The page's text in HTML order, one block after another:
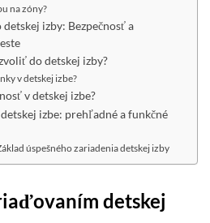
na zóny?
izby: Bezpečnosť a
do detskej izby?
v detskej izbe?
v detskej izbe?
izbe: prehľadné a funkčné
úspešného zariadenia detskej izby
detskej